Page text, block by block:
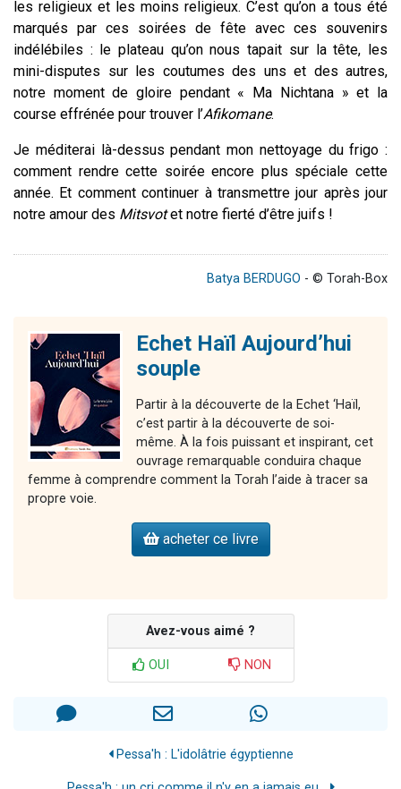
les religieux et les moins religieux. C’est qu’on a tous été
marqués par ces soirées de fête avec ces souvenirs
indélébiles : le plateau qu’on nous tapait sur la tête, les
mini-disputes sur les coutumes des uns et des autres,
notre moment de gloire pendant « Ma Nichtana » et la
course effrénée pour trouver l’Afikomane.
Je méditerai là-dessus pendant mon nettoyage du frigo :
comment rendre cette soirée encore plus spéciale cette
année. Et comment continuer à transmettre jour après jour
notre amour des Mitsvotet notre fierté d’être juifs !
Batya BERDUGO - © Torah-Box
Echet Haïl Aujourd’hui
souple
Partir à la découverte de la Echet ‘Haïl,
c’est partir à la découverte de soi-
même. À la fois puissant et inspirant, cet
ouvrage remarquable conduira chaque
femme à comprendre comment la Torah l’aide à tracer sa
propre voie.
acheter ce livre
Avez-vous aimé ?
OUI NON
Pessa'h : L'idolâtrie égyptienne